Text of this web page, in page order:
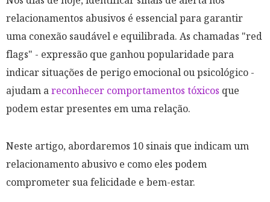
relacionamentos abusivos é essencial para garantir
uma conexão saudável e equilibrada. As chamadas "red
flags" - expressão que ganhou popularidade para
indicar situações de perigo emocional ou psicológico -
ajudam areconhecer comportamentos tóxicos que
podem estar presentes em uma relação.
Neste artigo, abordaremos 10 sinais que indicam um
relacionamento abusivo e como eles podem
comprometer sua felicidade e bem-estar.